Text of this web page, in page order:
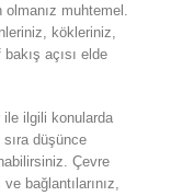
muhtemel.
kökleriniz,
açısı elde
ile ilgili konularda
sıra düşünce
Çevre
bağlantılarınız,